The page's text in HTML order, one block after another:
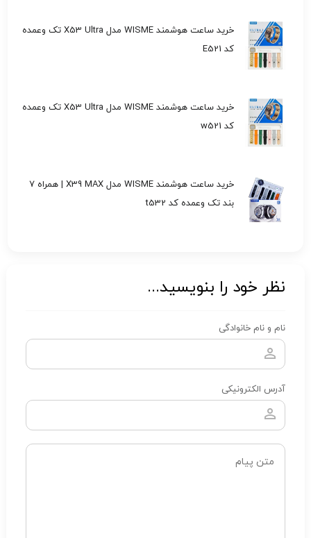
خرید ساعت هوشمند WISME مدل X53 Ultra تک وعمده
کد E521
خرید ساعت هوشمند WISME مدل X53 Ultra تک وعمده
کد w521
خرید ساعت هوشمند WISME مدل X39 MAX | همراه 7
بند تک وعمده کد t532
نظر خود را بنویسید...
نام و نام خانوادگی
آدرس الکترونیکی